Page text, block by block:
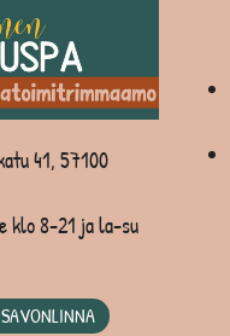
41, 57100
klo 8-21 ja la-su